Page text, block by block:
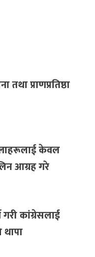
प्राणप्रतिष्ठा
केवल
आग्रह गरे
गरी कांग्रेसलाई